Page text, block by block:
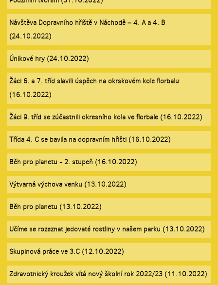
Návštěva Dopravního hřiště v Náchodě – 4. A a 4. B
(24.10.2022)
Únikové hry (24.10.2022)
Žáci 6. a 7. tříd slavili úspěch na okrskovém kole florbalu
(16.10.2022)
Žáci 9. tříd se zúčastnili okresního kola ve florbale (16.10.2022)
Třída 4. C se bavila na dopravním hřišti (16.10.2022)
Běh pro planetu - 2. stupeň (16.10.2022)
Výtvarná výchova venku (13.10.2022)
Běh pro planetu (13.10.2022)
Učíme se rozeznat jedovaté rostliny v našem parku (13.10.2022)
Skupinová práce ve 3.C (12.10.2022)
Zdravotnický kroužek vítá nový školní rok 2022/23 (11.10.2022)